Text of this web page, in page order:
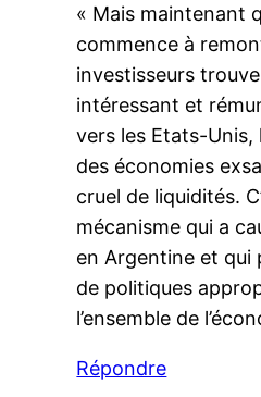
« Mais maintenant
commence à
investisseurs
intéressant et
vers les Etats-Unis,
des économies
cruel de liquidités.
mécanisme qui a
en Argentine et qui
de politiques
l’ensemble de
Répondre